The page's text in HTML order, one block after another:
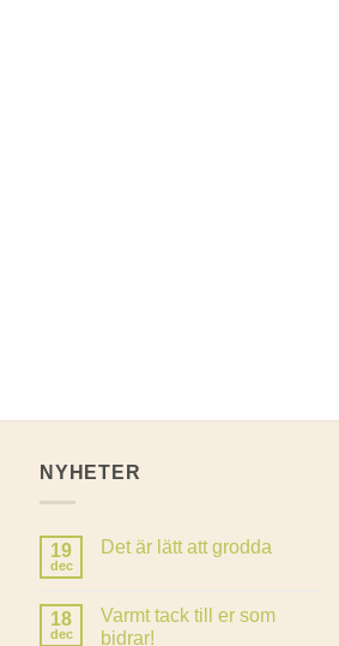
NYHETER
19
dec
Det är lätt att grodda
Det
är
18
dec
Varmt tack till er som
bidrar!